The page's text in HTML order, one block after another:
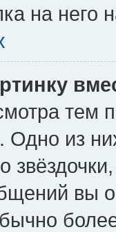
на него
тем
Одно из
вы